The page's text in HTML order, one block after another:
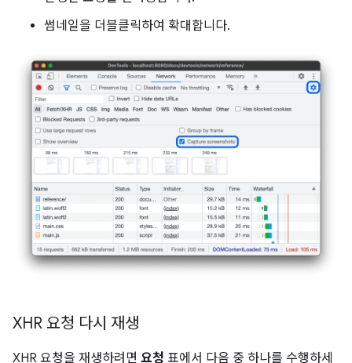
썸네일을 더블클릭하여 확대합니다.
XHR 요청 다시 재생
XHR 요청을 재생하려면 요청 표에서 다음 중 하나를 수행하세